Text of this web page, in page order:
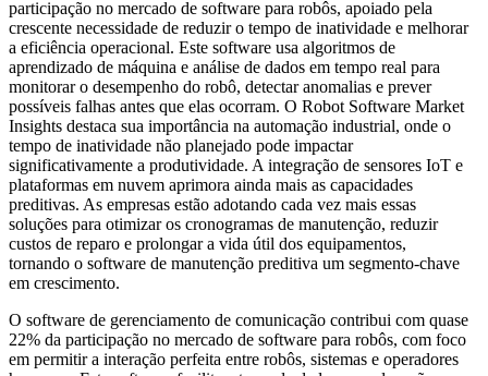
participação no mercado de software para robôs, apoiado pela
crescente necessidade de reduzir o tempo de inatividade e melhorar
a eficiência operacional. Este software usa algoritmos de
aprendizado de máquina e análise de dados em tempo real para
monitorar o desempenho do robô, detectar anomalias e prever
possíveis falhas antes que elas ocorram. O Robot Software Market
Insights destaca sua importância na automação industrial, onde o
tempo de inatividade não planejado pode impactar
significativamente a produtividade. A integração de sensores IoT e
plataformas em nuvem aprimora ainda mais as capacidades
preditivas. As empresas estão adotando cada vez mais essas
soluções para otimizar os cronogramas de manutenção, reduzir
custos de reparo e prolongar a vida útil dos equipamentos,
tornando o software de manutenção preditiva um segmento-chave
em crescimento.
O software de gerenciamento de comunicação contribui com quase
22% da participação no mercado de software para robôs, com foco
em permitir a interação perfeita entre robôs, sistemas e operadores